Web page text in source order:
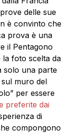
delle sue
è convinto che
prova è una
il Pentagono
la foto scelta da
solo una parte
muro del
per essere
preferite dai
di
compongono